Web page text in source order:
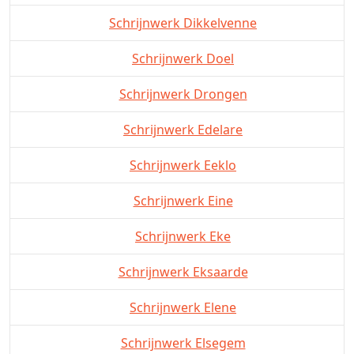
Schrijnwerk Dikkelvenne
Schrijnwerk Doel
Schrijnwerk Drongen
Schrijnwerk Edelare
Schrijnwerk Eeklo
Schrijnwerk Eine
Schrijnwerk Eke
Schrijnwerk Eksaarde
Schrijnwerk Elene
Schrijnwerk Elsegem